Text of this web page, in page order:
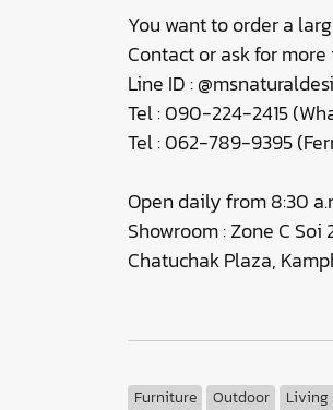
You want to order a
Contact or ask for
Line ID :
Tel : 090-224-2415
Tel : 062-789-9395
Open daily from 8:30
Showroom : Zone C Soi
Chatuchak Plaza,
Furniture Outdoor Living